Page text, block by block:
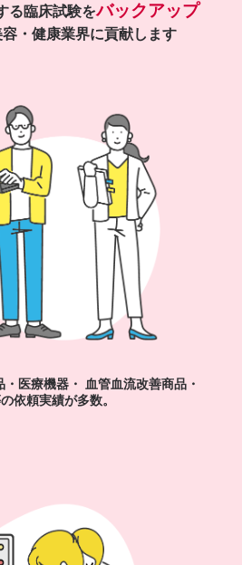
る臨床試験をバックアップ
・健康業界に貢献します
医療機器・ 血管血流改善商品・
依頼実績が多数。